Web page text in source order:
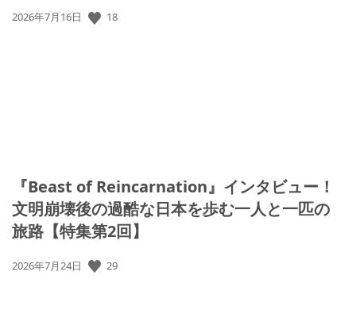
公
2026年7月16日 18
『Beast of Reincarnation』インタビュー！
文明崩壊後の過酷な日本を歩む一人と一匹の
旅路【特集第2回】
公
2026年7月24日 29